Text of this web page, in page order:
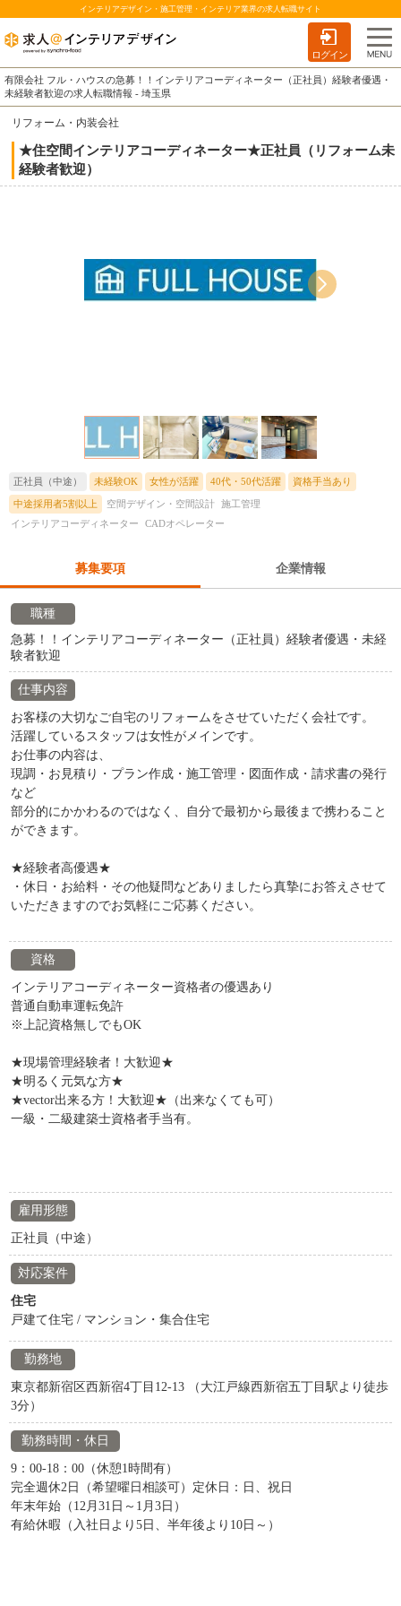
インテリアデザイン・施工管理・インテリア業界の求人転職サイト
ログイン
有限会社 フル・ハウスの急募！！インテリアコーディネーター（正社員）経験者優遇・
未経験者歓迎の求人転職情報 - 埼玉県
リフォーム・内装会社
★住空間インテリアコーディネーター★正社員（リフォーム未
経験者歓迎）
正社員（中途） 未経験OK 女性が活躍 40代・50代活躍 資格手当あり
中途採用者5割以上 空間デザイン・空間設計 施工管理
インテリアコーディネーター
CADオペレーター
募集要項 企業情報
職種
急募！！インテリアコーディネーター（正社員）経験者優遇・未経
験者歓迎
仕事内容
お客様の大切なご自宅のリフォームをさせていただく会社です。
活躍しているスタッフは女性がメインです。
お仕事の内容は、
現調・お見積り・プラン作成・施工管理・図面作成・請求書の発行
など
部分的にかかわるのではなく、自分で最初から最後まで携わること
ができます。
★経験者高優遇★
・休日・お給料・その他疑問などありましたら真摯にお答えさせて
いただきますのでお気軽にご応募ください。
資格
インテリアコーディネーター資格者の優遇あり
普通自動車運転免許
※上記資格無しでもOK
★現場管理経験者！大歓迎★
★明るく元気な方★
★vector出来る方！大歓迎★（出来なくても可）
一級・二級建築士資格者手当有。
雇用形態
正社員（中途）
対応案件
住宅
戸建て住宅 / マンション・集合住宅
勤務地
東京都新宿区西新宿4丁目12-13 （大江戸線西新宿五丁目駅より徒歩
3分）
勤務時間・休日
9：00-18：00（休憩1時間有）
完全週休2日（希望曜日相談可）定休日：日、祝日
年末年始（12月31日～1月3日）
有給休暇（入社日より5日、半年後より10日～）